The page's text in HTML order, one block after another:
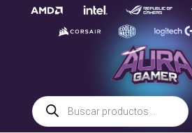
Búsqueda
de
productos